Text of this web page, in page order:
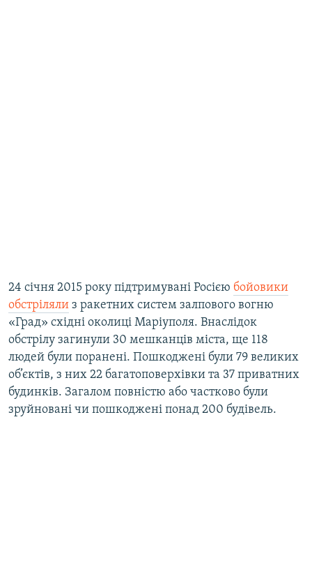
24 січня 2015 року підтримувані Росією бойовики
обстріляли з ракетних систем залпового вогню
«Град» східні околиці Маріуполя. Внаслідок
обстрілу загинули 30 мешканців міста, ще 118
людей були поранені. Пошкоджені були 79 великих
об’єктів, з них 22 багатоповерхівки та 37 приватних
будинків. Загалом повністю або частково були
зруйновані чи пошкоджені понад 200 будівель.